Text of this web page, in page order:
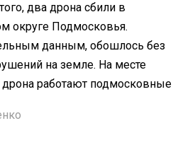
два дрона сбили в
округе Подмосковья.
данным, обошлось без
на земле. На месте
работают подмосковные